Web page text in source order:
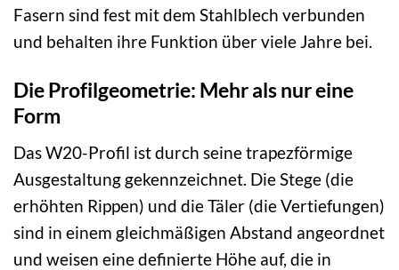
Fasern sind fest mit dem Stahlblech verbunden
und behalten ihre Funktion über viele Jahre bei.
Die Profilgeometrie: Mehr als nur eine
Form
Das W20-Profil ist durch seine trapezförmige
Ausgestaltung gekennzeichnet. Die Stege (die
erhöhten Rippen) und die Täler (die Vertiefungen)
sind in einem gleichmäßigen Abstand angeordnet
und weisen eine definierte Höhe auf, die in